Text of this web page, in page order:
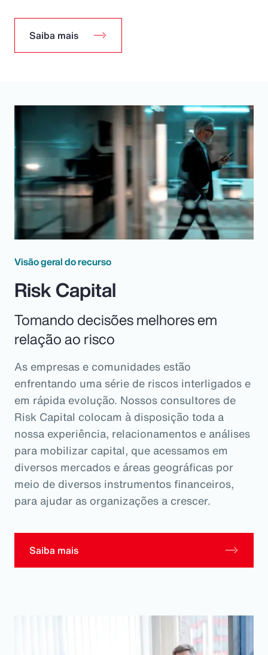
Saiba mais
Visão geral do recurso
Risk Capital
Tomando decisões melhores em
relação ao risco
As empresas e comunidades estão
enfrentando uma série de riscos interligados e
em rápida evolução. Nossos consultores de
Risk Capital colocam à disposição toda a
nossa experiência, relacionamentos e análises
para mobilizar capital, que acessamos em
diversos mercados e áreas geográficas por
meio de diversos instrumentos financeiros,
para ajudar as organizações a crescer.
Saiba mais